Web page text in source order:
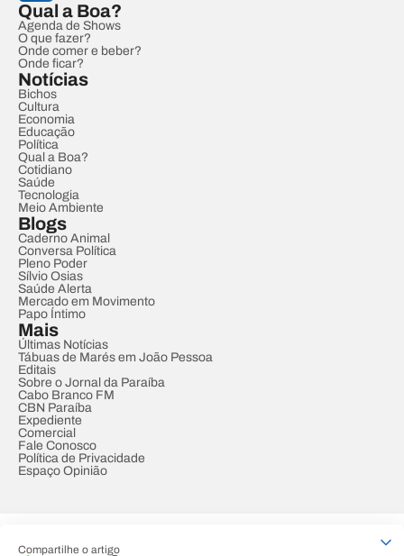
Compartilhe o artigo
Qual a Boa?
Agenda de Shows
O que fazer?
Onde comer e beber?
Onde ficar?
Notícias
Bichos
Cultura
Economia
Educação
Política
Qual a Boa?
Cotidiano
Saúde
Tecnologia
Meio Ambiente
Blogs
Caderno Animal
Conversa Política
Pleno Poder
Sílvio Osias
Saúde Alerta
Mercado em Movimento
Papo Íntimo
Mais
Últimas Notícias
Tábuas de Marés em João Pessoa
Editais
Sobre o Jornal da Paraíba
Cabo Branco FM
CBN Paraíba
Expediente
Comercial
Fale Conosco
Política de Privacidade
Espaço Opinião